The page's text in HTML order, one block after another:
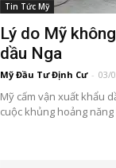
Tin Tức Mỹ
Lý do Mỹ
dầu Nga
Mỹ Đầu Tư Định Cư - 03/
Mỹ cấm vận xuất khẩu
cuộc khủng hoảng